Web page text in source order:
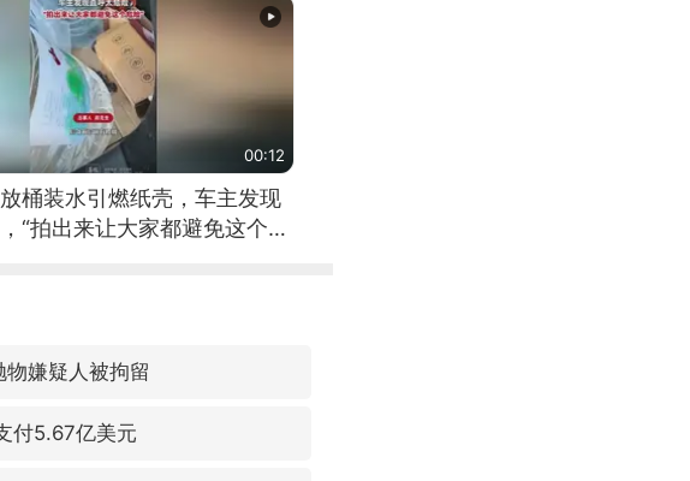
00:12
桶装水引燃纸壳，车主发现
“拍出来让大家都避免这个危
物嫌疑人被拘留
付5.67亿美元